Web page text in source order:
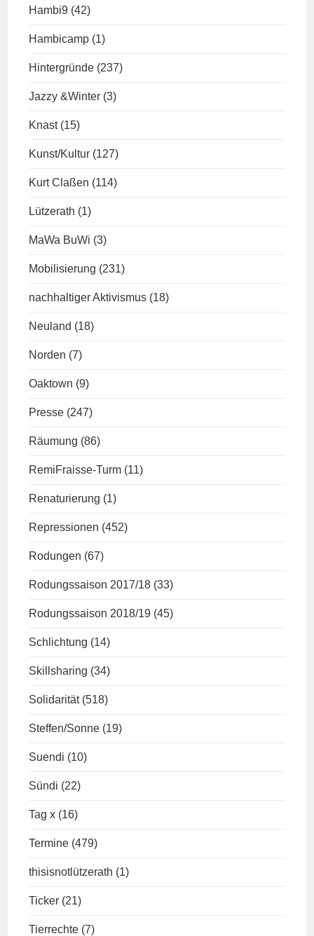
Hambi9 (42)
Hambicamp (1)
Hintergründe (237)
Jazzy &Winter (3)
Knast (15)
Kunst/Kultur (127)
Kurt Claßen (114)
Lützerath (1)
MaWa BuWi (3)
Mobilisierung (231)
nachhaltiger Aktivismus (18)
Neuland (18)
Norden (7)
Oaktown (9)
Presse (247)
Räumung (86)
RemiFraisse-Turm (11)
Renaturierung (1)
Repressionen (452)
Rodungen (67)
Rodungssaison 2017/18 (33)
Rodungssaison 2018/19 (45)
Schlichtung (14)
Skillsharing (34)
Solidarität (518)
Steffen/Sonne (19)
Suendi (10)
Sündi (22)
Tag x (16)
Termine (479)
thisisnotlützerath (1)
Ticker (21)
Tierrechte (7)